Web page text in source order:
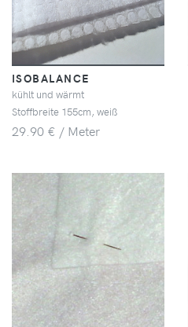
ISOBALANCE
kühlt und wärmt
Stoffbreite 155cm, weiß
29.90 € / Meter